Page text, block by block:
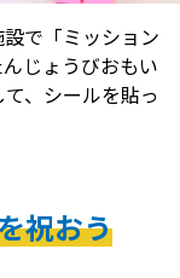
で「ミッション
じょうびおもい
、シールを貼っ
祝おう